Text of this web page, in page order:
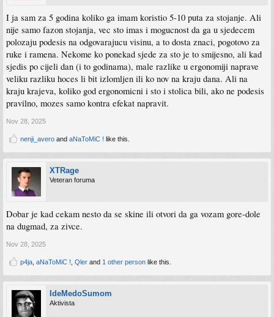
I ja sam za 5 godina koliko ga imam koristio 5-10 puta za stojanje. Ali
nije samo fazon stojanja, vec sto imas i mogucnost da ga u sjedecem
polozaju podesis na odgovarajucu visinu, a to dosta znaci, pogotovo za
ruke i ramena. Nekome ko ponekad sjede za sto je to smijesno, ali kad
sjedis po cijeli dan (i to godinama), male razlike u ergonomiji naprave
veliku razliku hoces li bit izlomljen ili ko nov na kraju dana. Ali na
kraju krajeva, koliko god ergonomicni i sto i stolica bili, ako ne podesis
pravilno, mozes samo kontra efekat napravit.
Nov 28, 2025
nenji_avero and aNaToMiC ! like this.
XTRage
Veteran foruma
Dobar je kad cekam nesto da se skine ili otvori da ga vozam gore-dole
na dugmad, za zivce.
Nov 28, 2025
p4ja aNaToMiC ! Qler and 1 other person like this.
IdeMedoSumom
Aktivista